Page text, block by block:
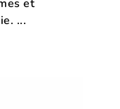
et
...